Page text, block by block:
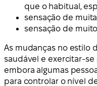
que o habitual,
sensação de
sensação de
As mudanças no estilo
saudável e exercitar-
embora algumas
para controlar o nível